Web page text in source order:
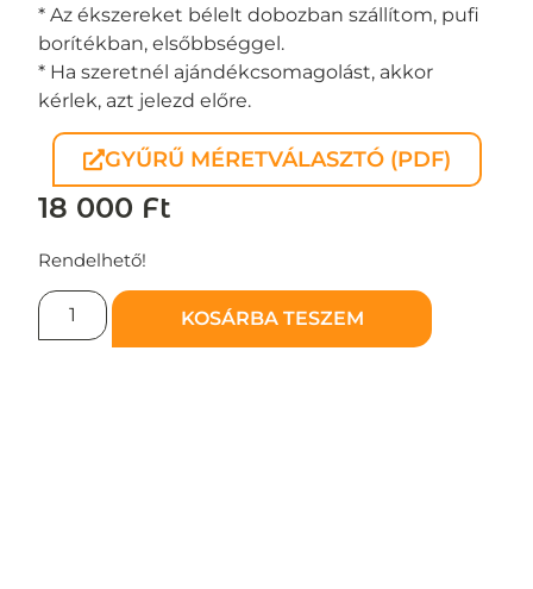
* Az ékszereket bélelt dobozban szállítom, pufi
borítékban, elsőbbséggel.
* Ha szeretnél ajándékcsomagolást, akkor
kérlek, azt jelezd előre.
GYŰRŰ MÉRETVÁLASZTÓ (PDF)
18 000 Ft
Rendelhető!
KOSÁRBA TESZEM